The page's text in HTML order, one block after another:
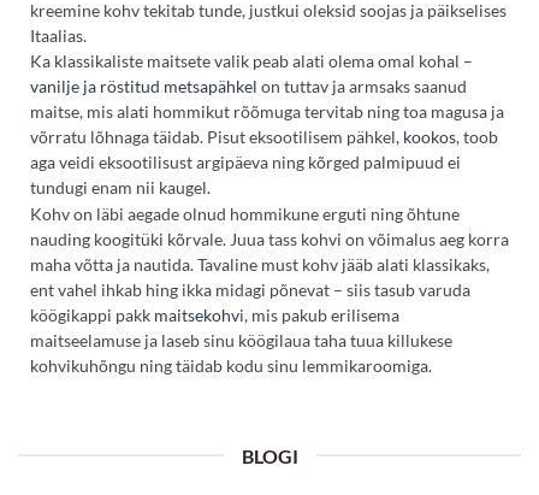
kreemine kohv tekitab tunde, justkui oleksid soojas ja päikselises
Itaalias.
Ka klassikaliste maitsete valik peab alati olema omal kohal –
vanilje ja röstitud metsapähkel on tuttav ja armsaks saanud
maitse, mis alati hommikut rõõmuga tervitab ning toa magusa ja
võrratu lõhnaga täidab. Pisut eksootilisem pähkel, kookos, toob
aga veidi eksootilisust argipäeva ning kõrged palmipuud ei
tundugi enam nii kaugel.
Kohv on läbi aegade olnud hommikune erguti ning õhtune
nauding koogitüki kõrvale. Juua tass kohvi on võimalus aeg korra
maha võtta ja nautida. Tavaline must kohv jääb alati klassikaks,
ent vahel ihkab hing ikka midagi põnevat – siis tasub varuda
köögikappi pakk maitsekohvi, mis pakub erilisema
maitseelamuse ja laseb sinu köögilaua taha tuua killukese
kohvikuhõngu ning täidab kodu sinu lemmikaroomiga.
BLOGI